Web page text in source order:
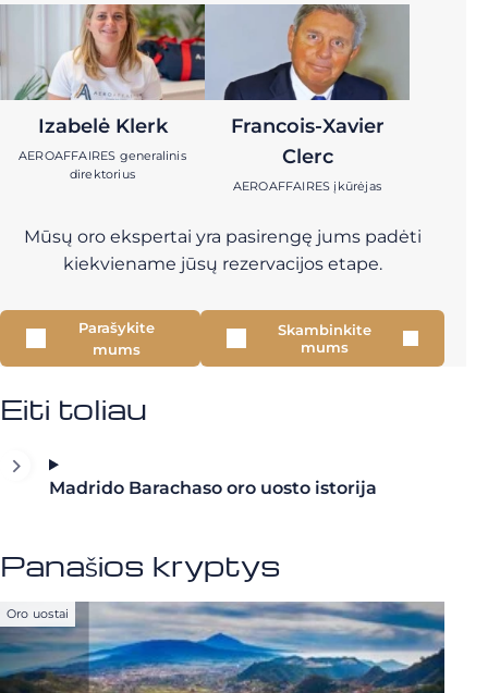
Izabelė Klerk
AEROAFFAIRES generalinis
direktorius
Francois-Xavier
Clerc
AEROAFFAIRES įkūrėjas
Mūsų oro ekspertai yra pasirengę jums padėti
kiekviename jūsų rezervacijos etape.
Parašykite
mums
Skambinkite
mums
Eiti toliau
Madrido Barachaso oro uosto istorija
Panašios kryptys
Oro uostai